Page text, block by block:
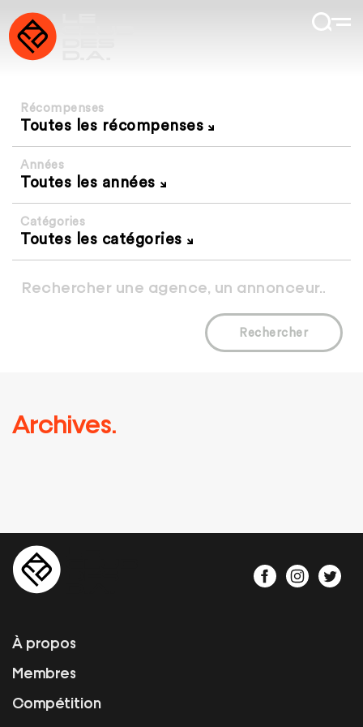
Récompenses
Toutes les récompenses
Années
Toutes les années
Catégories
Toutes les catégories
Rechercher
Archives.
À propos
Membres
Compétition